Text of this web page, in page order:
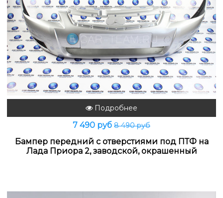
Подробнее
7 490 руб 8 490 руб
Бампер передний с отверстиями под ПТФ на
Лада Приора 2, заводской, окрашенный